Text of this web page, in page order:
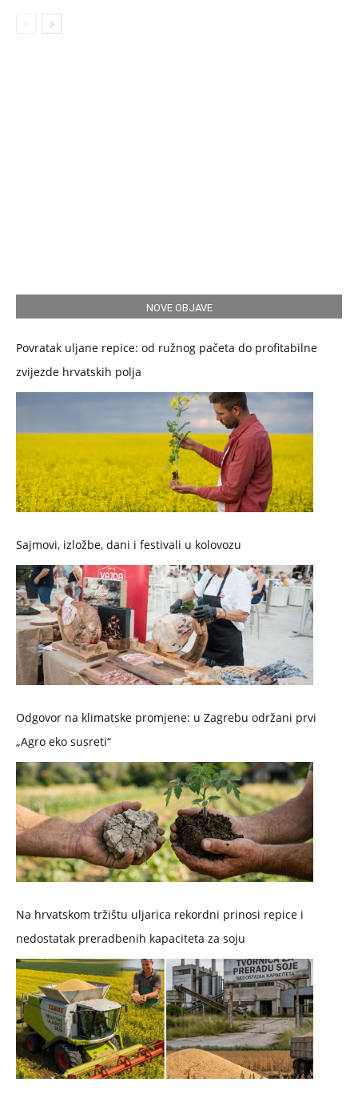
NOVE OBJAVE
Povratak uljane repice: od ružnog pačeta do profitabilne
zvijezde hrvatskih polja
Sajmovi, izložbe, dani i festivali u kolovozu
Odgovor na klimatske promjene: u Zagrebu održani prvi
„Agro eko susreti“
Na hrvatskom tržištu uljarica rekordni prinosi repice i
nedostatak preradbenih kapaciteta za soju